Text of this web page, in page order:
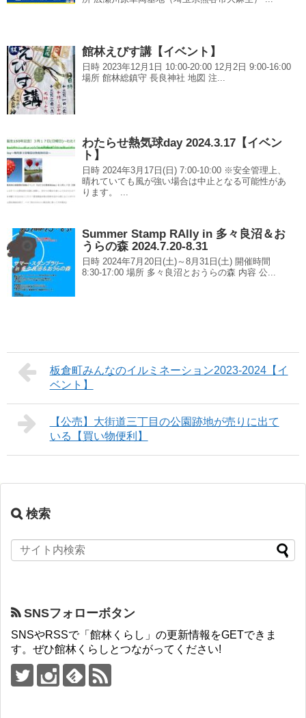
館林えびす講【イベント】
日時 2023年12月1日 10:00-20:00 12月2日 9:00-16:00
場所 館林総鎮守 長良神社 地図 注...
わたらせ熱気球day 2024.3.17【イベン
ト】
日時 2024年3月17日(日) 7:00-10:00 ※安全管理上、
晴れていても風が強い場合は中止となる可能性があ
ります。 ...
Summer Stamp RAlly in 多々良沼＆お
うらの森 2024.7.20-8.31
日時 2024年7月20日(土)～8月31日(土) 開催時間
8:30-17:00 場所 多々良沼とおうらの森 内容 公...
板倉町みんなのイルミネーション2023-2024【イ
ベント】
【公売】大街道三丁目の公園跡地が売りに出て
いる【買い物便利】
検索
SNSフォローボタン
SNSやRSSで「館林くらし」の更新情報をGETできま
す。ぜひ館林くらしとつながってください!